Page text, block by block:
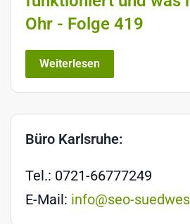
Ohr - Folge 419
Weiterlesen
Büro Karlsruhe:
Tel.: 0721-66777249
E-Mail: info@seo-